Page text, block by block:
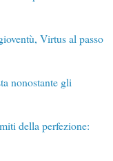
Virtus al passo
nonostante gli
della perfezione: